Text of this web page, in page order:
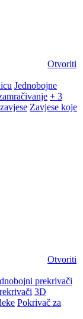
Otvoriti
Jednobojne
+ 3
Zavjese koje
Otvoriti
prekrivači
3D
Pokrivač za